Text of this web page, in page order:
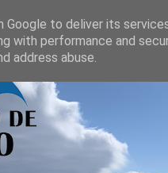
to deliver its
with performance and
address abuse.